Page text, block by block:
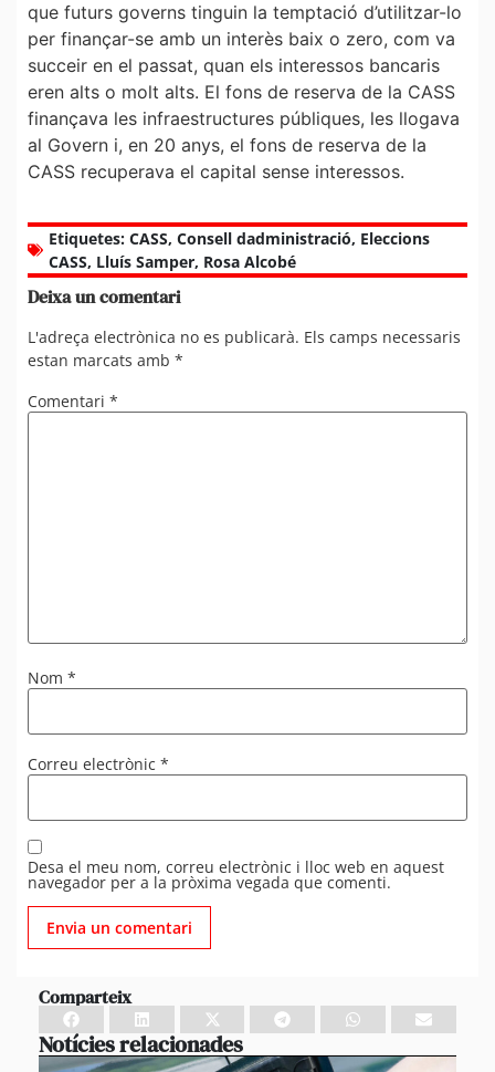
que futurs governs tinguin la temptació d’utilitzar-lo
per finançar-se amb un interès baix o zero, com va
succeir en el passat, quan els interessos bancaris
eren alts o molt alts. El fons de reserva de la CASS
finançava les infraestructures públiques, les llogava
al Govern i, en 20 anys, el fons de reserva de la
CASS recuperava el capital sense interessos.
Etiquetes: CASS, Consell dadministració, Eleccions
CASS, Lluís Samper, Rosa Alcobé
Deixa un comentari
L'adreça electrònica no es publicarà. Els camps necessaris
estan marcats amb *
Comentari *
Nom *
Correu electrònic *
Desa el meu nom, correu electrònic i lloc web en aquest
navegador per a la pròxima vegada que comenti.
Comparteix
Notícies relacionades